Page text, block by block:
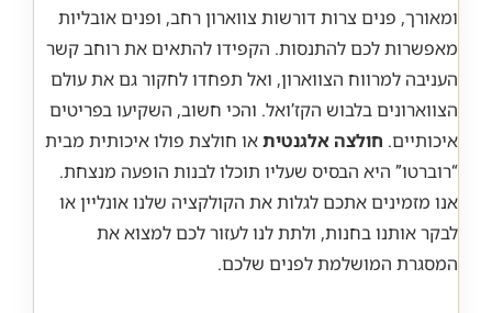
ומאורך, פנים צרות דורשות צווארון רחב, ופנים אובליות
מאפשרות לכם להתנסות. הקפידו להתאים את רוחב קשר
העניבה למרווח הצווארון, ואל תפחדו לחקור גם את עולם
הצווארונים בלבוש הקז’ואל. והכי חשוב, השקיעו בפריטים
איכותיים. חולצה אלגנטיתאו חולצת פולו איכותית מבית
“רוברטו” היא הבסיס שעליו תוכלו לבנות הופעה מנצחת.
אנו מזמינים אתכם לגלות את הקולקציה שלנו אונליין או
לבקר אותנו בחנות, ולתת לנו לעזור לכם למצוא את
המסגרת המושלמת לפנים שלכם.